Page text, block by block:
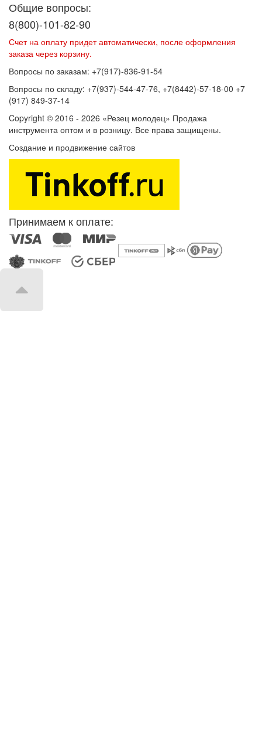
Общие вопросы:
8(800)-101-82-90
Счет на оплату придет автоматически, после оформления
заказа через корзину.
Вопросы по заказам: +7(917)-836-91-54
Вопросы по складу: +7(937)-544-47-76, +7(8442)-57-18-00 +7
(917) 849-37-14
Copyright © 2016 - 2026 «Резец молодец» Продажа
инструмента оптом и в розницу. Все права защищены.
Создание и продвижение сайтов
Принимаем к оплате: